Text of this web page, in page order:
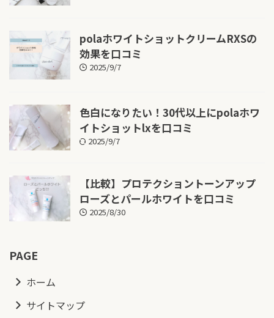
polaホワイトショットクリームRXSの
効果を口コミ
2025/9/7
色白になりたい！30代以上にpolaホワ
イトショットlxを口コミ
2025/9/7
【比較】プロテクショントーンアップ
ローズとパールホワイトを口コミ
2025/8/30
PAGE
ホーム
サイトマップ